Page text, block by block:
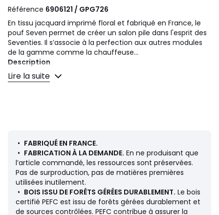
Référence 6906121 / GPG726
En tissu jacquard imprimé floral et fabriqué en France, le
pouf Seven permet de créer un salon pile dans l'esprit des
Seventies. Il s’associe à la perfection aux autres modules
de la gamme comme la chauffeuse...
Description
• Revêtement : tissu texturé 90% polyester, 10% acrylique,
380 g/m², imprimé floral.
• Suspension par ressorts type zigzag
Garnissage
• Assise mousse polyéther 28 kg/m3 + poche remplie d'un
mélange fibres polyester et flocons
• Structure garnie de ouate polyester 500 g/m2
Qualité
Lire la suite
• FABRIQUÉ EN FRANCE.
• FABRICATION À LA DEMANDE. En ne produisant que
l’article commandé, les ressources sont préservées.
Pas de surproduction, pas de matières premières
utilisées inutilement.
• BOIS ISSU DE FORÊTS GÉRÉES DURABLEMENT. Le bois
certifié PEFC est issu de forêts gérées durablement et
de sources contrôlées. PEFC contribue à assurer la